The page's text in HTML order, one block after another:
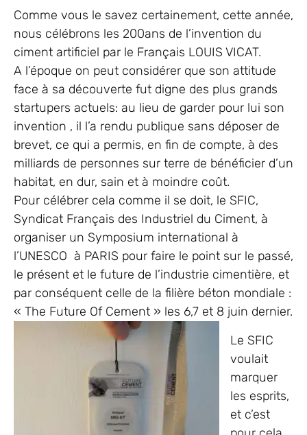
Comme vous le savez certainement, cette année,
nous célébrons les 200ans de l’invention du
ciment artificiel par le Français LOUIS VICAT.
A l’époque on peut considérer que son attitude
face à sa découverte fut digne des plus grands
startupers actuels: au lieu de garder pour lui son
invention , il l’a rendu publique sans déposer de
brevet, ce qui a permis, en fin de compte, à des
milliards de personnes sur terre de bénéficier d’un
habitat, en dur, sain et à moindre coût.
Pour célébrer cela comme il se doit, le SFIC,
Syndicat Français des Industriel du Ciment, à
organiser un Symposium international à
l’UNESCO à PARIS pour faire le point sur le passé,
le présent et le future de l’industrie cimentière, et
par conséquent celle de la filière béton mondiale :
« The Future Of Cement » les 6,7 et 8 juin dernier.
Le SFIC
voulait
marquer
les esprits,
et c’est